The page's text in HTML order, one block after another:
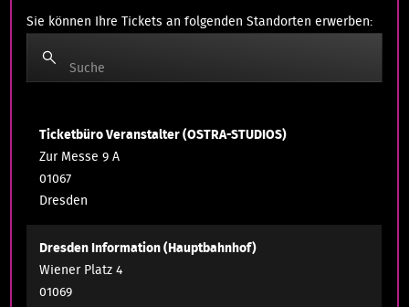
Sie können Ihre Tickets an folgenden Standorten erwerben:
Suche
Ticketbüro Veranstalter (OSTRA-STUDIOS)
Zur Messe 9 A
01067
Dresden
Dresden Information (Hauptbahnhof)
Wiener Platz 4
01069